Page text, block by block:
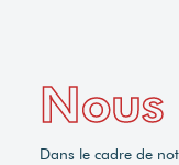
Nous
Dans le cadre de